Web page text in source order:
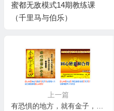
蜜都无敌模式14期教练课
（千里马与伯乐）
上一篇
有恐惧的地方，就有金子，就有暴利